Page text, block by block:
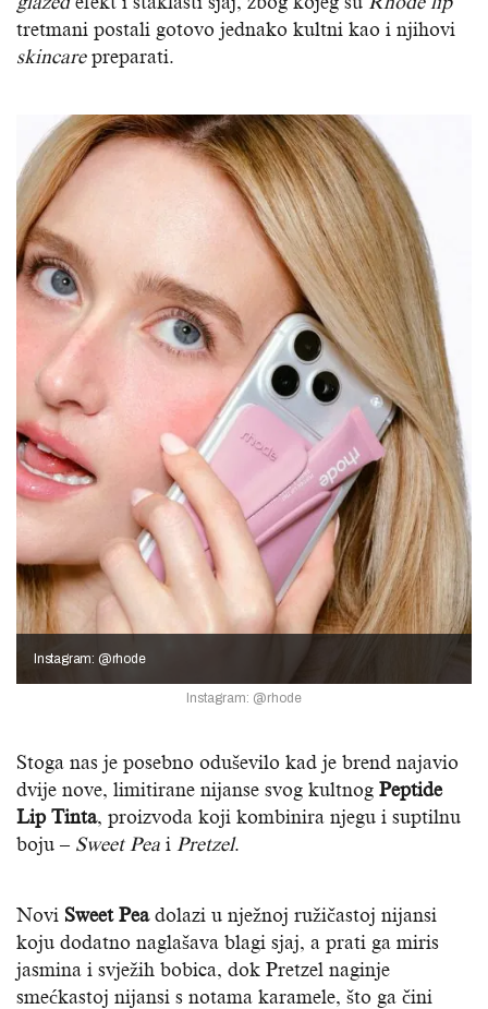
tretmani postali gotovo jednako kultni kao i njihovi
skincarepreparati.
Instagram: @rhode
Instagram: @rhode
Stoga nas je posebno oduševilo kad je brend najavio
dvije nove, limitirane nijanse svog kultnog Peptide
Lip Tinta, proizvoda koji kombinira njegu i suptilnu
boju – Sweet Pea i Pretzel.
Novi Sweet Peadolazi u nježnoj ružičastoj nijansi
koju dodatno naglašava blagi sjaj, a prati ga miris
jasmina i svježih bobica, dok Pretzel naginje
smećkastoj nijansi s notama karamele, što ga čini